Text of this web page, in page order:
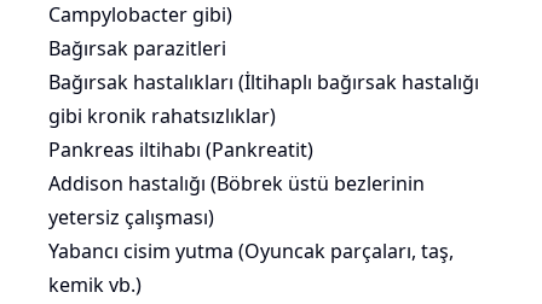
Campylobacter gibi)
Bağırsak parazitleri
Bağırsak hastalıkları (İltihaplı bağırsak hastalığı
gibi kronik rahatsızlıklar)
Pankreas iltihabı (Pankreatit)
Addison hastalığı (Böbrek üstü bezlerinin
yetersiz çalışması)
Yabancı cisim yutma (Oyuncak parçaları, taş,
kemik vb.)